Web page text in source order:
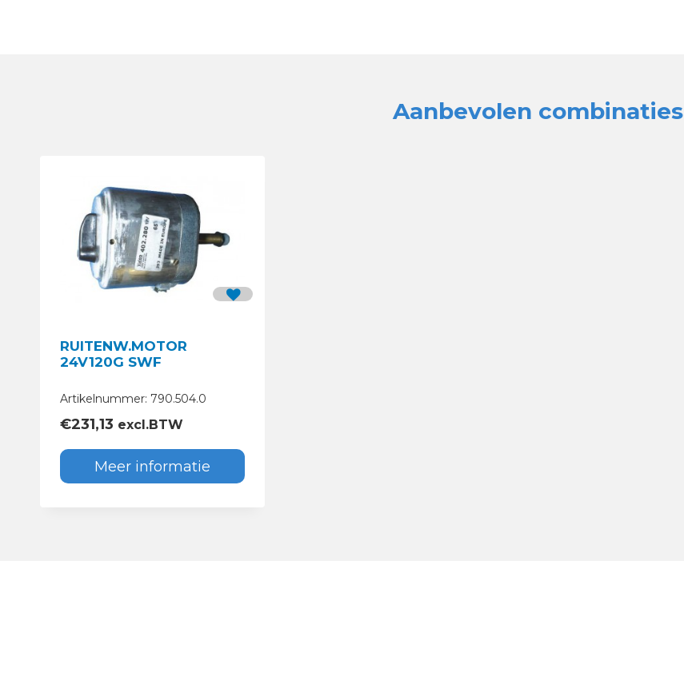
Aanbevolen combinaties
RUITENW.MOTOR
24V120G SWF
Artikelnummer: 790.504.0
€231,13 excl.BTW
Meer informatie